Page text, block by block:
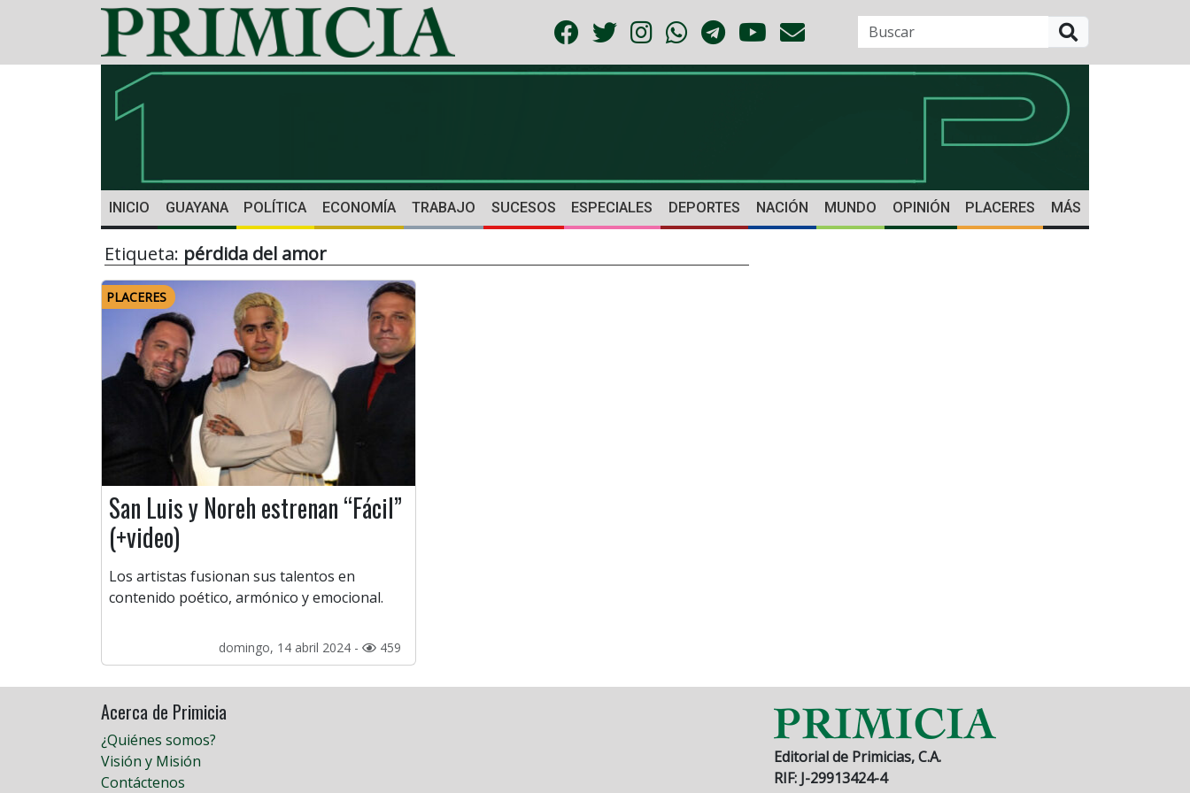
INICIO GUAYANA POLÍTICA ECONOMÍA TRABAJO SUCESOS ESPECIALES DEPORTES NACIÓN MUNDO OPINIÓN PLACERES MÁS
Etiqueta: pérdida del amor
PLACERES
San Luis y Noreh estrenan “Fácil”
(+video)
Los artistas fusionan sus talentos en
contenido poético, armónico y emocional.
domingo, 14 abril 2024 - 459
Acerca de Primicia
¿Quiénes somos?
Visión y Misión
Contáctenos
Editorial de Primicias, C.A.
RIF: J-29913424-4